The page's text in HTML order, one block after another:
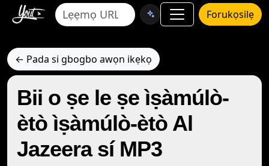
Forukọsilẹ
← Pada si gbogbo awọn ikẹkọ
Bii o ṣe le ṣe ìṣàmúlò-
ètò ìṣàmúlò-ètò Al
Jazeera sí MP3